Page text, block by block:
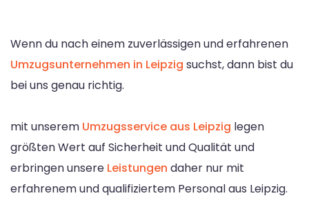
Wenn du nach einem zuverlässigen und erfahrenen
Umzugsunternehmen in Leipzig suchst, dann bist du
bei uns genau richtig.
mit unserem Umzugsservice aus Leipzig legen
größten Wert auf Sicherheit und Qualität und
erbringen unsere Leistungen daher nur mit
erfahrenem und qualifiziertem Personal aus Leipzig.